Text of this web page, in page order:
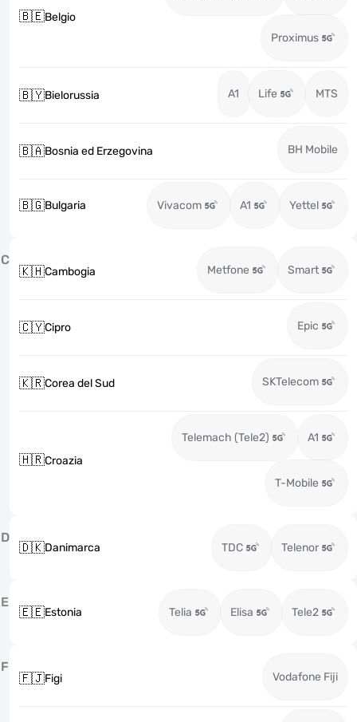
🇧🇪Belgio
Proximus
🇧🇾Bielorussia A1 Life MTS
🇧🇦Bosnia ed Erzegovina BH Mobile
🇧🇬Bulgaria Vivacom A1 Yettel
C
🇰🇭Cambogia Metfone Smart
🇨🇾Cipro Epic
🇰🇷Corea del Sud SKTelecom
🇭🇷Croazia
Telemach (Tele2) A1
T-Mobile
D
🇩🇰Danimarca TDC Telenor
E
🇪🇪Estonia Telia Elisa Tele2
F
🇫🇯Figi Vodafone Fiji